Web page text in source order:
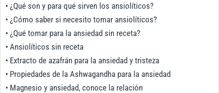
¿Qué son y para qué sirven los ansiolíticos?
¿Cómo saber si necesito tomar ansiolíticos?
¿Qué tomar para la ansiedad sin receta?
Ansiolíticos sin receta
Extracto de azafrán para la ansiedad y tristeza
Propiedades de la Ashwagandha para la ansiedad
Magnesio y ansiedad, conoce la relación